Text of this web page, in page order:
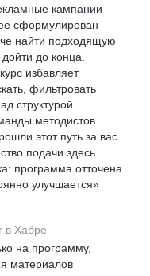
кампании
сформулирован
найти подходящую
до конца.
избавляет
фильтровать
структурой
методистов
этот путь за вас.
подачи здесь
программа отточена
улучшается»
в Хабре
на программу,
материалов